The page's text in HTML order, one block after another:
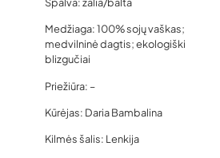
Medžiaga: 100% sojų vaškas;
medvilninė dagtis; ekologiški
blizgučiai
Priežiūra: –
Kūrėjas: Daria Bambalina
Kilmės šalis: Lenkija